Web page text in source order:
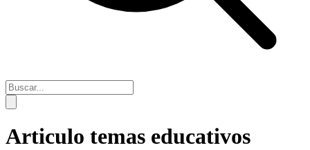
Articulo temas educativos